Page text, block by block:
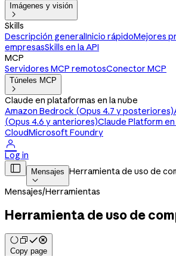
Imágenes y visión

Skills
Descripción generalInicio rápidoMejores
empresasSkills en la API
MCP
Servidores MCP remotosConector MCP
Túneles MCP

Claude en plataformas en la nube
Amazon Bedrock (Opus 4.7 y posteriores)
(Opus 4.6 y anteriores)Claude Platform en
CloudMicrosoft Foundry

Log in
 Mensajes

Herramienta de uso de
Mensajes/Herramientas
Herramienta de uso de
Copy page